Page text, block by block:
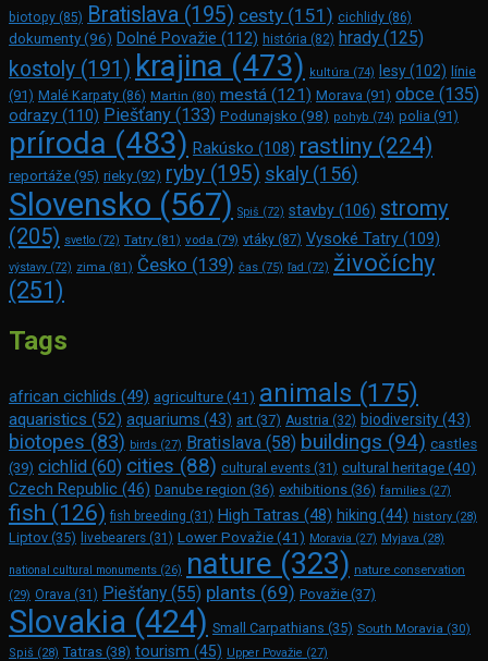
biotopy (85) Bratislava (195) cesty (151) cichlidy (86)
dokumenty (96) Dolné Považie (112) história (82) hrady (125)
kostoly (191) krajina (473) kultúra (74) lesy(102) línie
(91) Malé Karpaty (86) Martin (80) mestá (121) Morava (91) obce (135)
odrazy (110) Piešťany (133) Podunajsko (98) pohyb (74) polia (91)
príroda (483) Rakúsko (108) rastliny (224)
reportáže (95) rieky (92) ryby (195) skaly (156)
Slovensko (567) Spiš (72) stavby (106) stromy
(205) svetlo (72) Tatry (81) voda (79) vtáky (87) Vysoké Tatry (109)
výstavy (72) zima (81) Česko (139) čas (75) ľad (72) živočíchy
(251)
Tags
african cichlids (49) agriculture(41) animals (175)
aquaristics (52) aquariums (43) art (37) Austria (32) biodiversity(43)
biotopes (83) birds (27) Bratislava (58) buildings (94) castles
(39) cichlid (60) cities (88) cultural events (31) cultural heritage (40)
Czech Republic (46) Danube region (36) exhibitions (36) families (27)
fish (126) fish breeding (31) High Tatras (48) hiking (44) history (28)
Liptov (35) livebearers (31) Lower Považie(41) Moravia (27) Myjava (28)
national cultural monuments (26) nature (323) nature conservation
(29) Orava (31) Piešťany (55) plants (69) Považie (37)
Slovakia (424) Small Carpathians (35) South Moravia (30)
Spiš (28) Tatras (38) tourism (45) Upper Považie (27)